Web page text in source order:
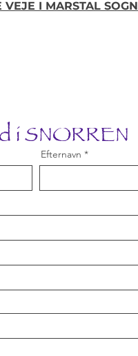
I MARSTAL SOGN
i SNORREN
Efternavn